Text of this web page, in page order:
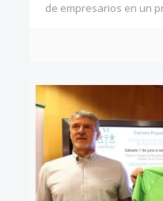
de empresarios en un